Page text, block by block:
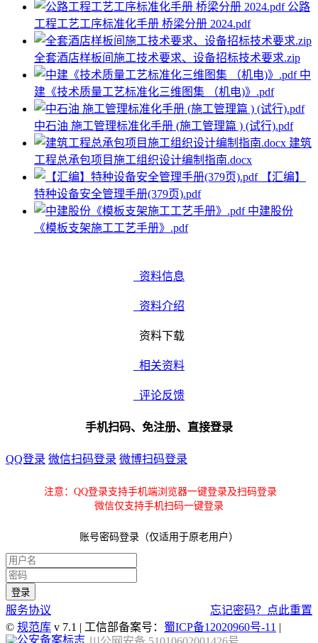
公路
工程工艺工序标准化手册 桥梁分册 2024.pdf
全套酒店样板间施工技术要求、设备招标技术要求.zip
中
建《技术质量工艺标准化三维图集 （机电)》.pdf
中石油 施工管理标准化手册 (施工管理篇 ) (试行).pdf
建筑
工程总承包项目施工组织设计编制指南.docx
【汇编】
特种设备安全管理手册(379页).pdf
中建股份
《模板支架施工工艺手册》.pdf
资料信息
资料介绍
资料下载
相关资料
评论反馈
手机扫码、免注册、直接登录
QQ登录 微信扫码登录 微博扫码登录
注意：QQ登录支持手机端浏览器一键登录及扫码登录
微信仅支持手机扫码一键登录
账号密码登录（仅适用于原老用户）
服务协议
忘记密码？点此重置
© 规范库 v 7.1 | 工信部备案号： 蜀ICP备12020960号-11 |